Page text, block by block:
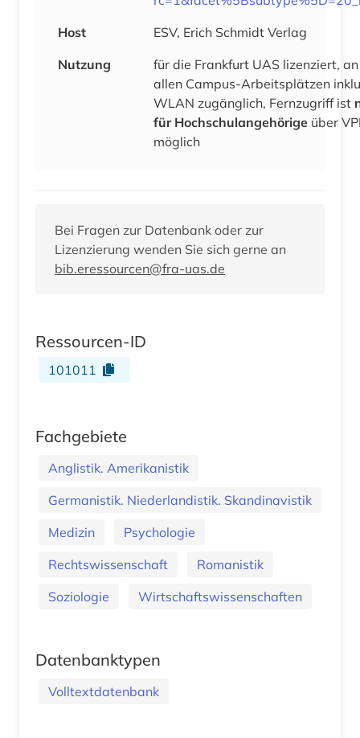
Host
ESV, Erich Schmidt Verlag
Nutzung
für die Frankfurt UAS lizenziert, an
allen Campus-Arbeitsplätzen
WLAN zugänglich, Fernzugriff ist
für Hochschulangehörige über
möglich
Bei Fragen zur Datenbank oder zur
Lizenzierung wenden Sie sich gerne an
bib.eressourcen@fra-uas.de
Ressourcen-ID
101011
Fachgebiete
Anglistik. Amerikanistik
Germanistik. Niederlandistik. Skandinavistik
Medizin
Psychologie
Rechtswissenschaft
Romanistik
Soziologie
Wirtschaftswissenschaften
Datenbanktypen
Volltextdatenbank